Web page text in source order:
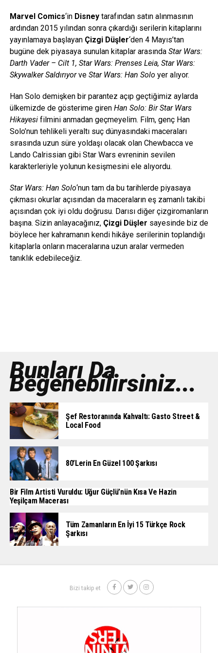
Marvel Comics‘in Disney tarafından satın alınmasının
ardından 2015 yılından sonra çıkardığı serilerin kitaplarını
yayınlamaya başlayan Çizgi Düşler‘den 4 Mayıs’tan
bugüne dek piyasaya sunulan kitaplar arasında Star Wars:
Darth Vader – Cilt 1, Star Wars: Prenses Leia, Star Wars:
Skywalker Saldırıyorve Star Wars: Han Solo yer alıyor.
Han Solo demişken bir parantez açıp geçtiğimiz aylarda
ülkemizde de gösterime giren Han Solo: Bir Star Wars
Hikayesi filmini anmadan geçmeyelim. Film, genç Han
Solo’nun tehlikeli yeraltı suç dünyasındaki maceraları
sırasında uzun süre yoldaşı olacak olan Chewbacca ve
Lando Calrissian gibi Star Wars evreninin sevilen
karakterleriyle yolunun kesişmesini ele alıyordu.
Star Wars: Han Solo‘nun tam da bu tarihlerde piyasaya
çıkması okurlar açısından da maceraların eş zamanlı takibi
açısından çok iyi oldu doğrusu. Darısı diğer çizgiromanların
başına. Sizin anlayacağınız, Çizgi Düşler sayesinde biz de
böylece her kahramanın kendi hikâye serilerinin toplandığı
kitaplarla onların maceralarına uzun aralar vermeden
tanıklık edebileceğiz.
Bunları Da
Beğenebilirsiniz...
Şef Restoranında Kahvaltı: Gasto Street &
Local Food
80’lerin En Güzel 100 Şarkısı
Bir Film Artisti Vuruldu: Uğur Güçlü’nün Kısa Ve Hazin
Yeşilçam Macerası
Tüm Zamanların En İyi 15 Türkçe Rock
Şarkısı
Bizi takip et